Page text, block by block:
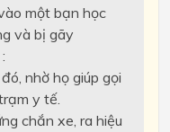
một bạn học
và bị gãy
nhờ họ giúp gọi
y tế.
chắn xe, ra hiệu